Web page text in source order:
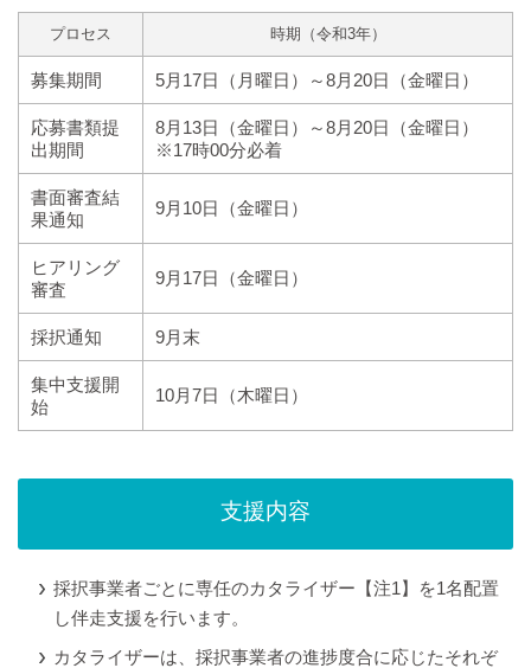
プロセス 時期（令和3年）
募集期間 5月17日（月曜日）～8月20日（金曜日）
応募書類提
出期間
8月13日（金曜日）～8月20日（金曜日）
※17時00分必着
書面審査結
果通知
9月10日（金曜日）
ヒアリング
審査
9月17日（金曜日）
採択通知 9月末
集中支援開
始
10月7日（木曜日）
支援内容
採択事業者ごとに専任のカタライザー【注1】を1名配置
し伴走支援を行います。
カタライザーは、採択事業者の進捗度合に応じたそれぞ